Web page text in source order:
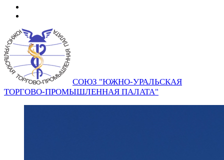
СОЮЗ "ЮЖНО-УРАЛЬСКАЯ
ТОРГОВО-ПРОМЫШЛЕННАЯ ПАЛАТА"